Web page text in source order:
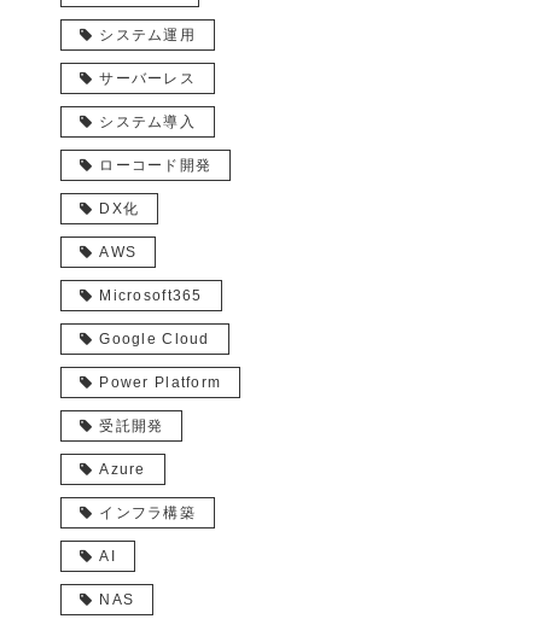
システム運用
サーバーレス
システム導入
ローコード開発
DX化
AWS
Microsoft365
Google Cloud
Power Platform
受託開発
Azure
インフラ構築
AI
NAS